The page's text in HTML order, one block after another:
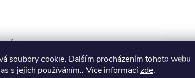
soubory cookie. Dalším procházením tohoto webu
s jejich používáním.. Více informacízde.
jen
ať